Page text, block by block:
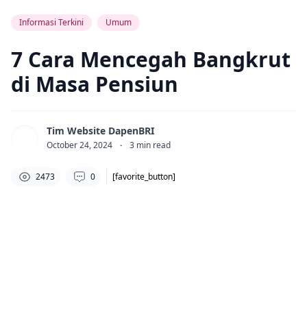
Informasi Terkini Umum
7 Cara Mencegah Bangkrut
di Masa Pensiun
Tim Website DapenBRI
October 24, 2024 · 3 min read
2473 0 [favorite_button]